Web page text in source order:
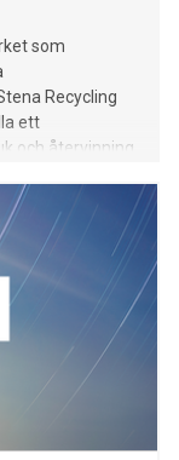
som
Recycling
ett
och återvinning